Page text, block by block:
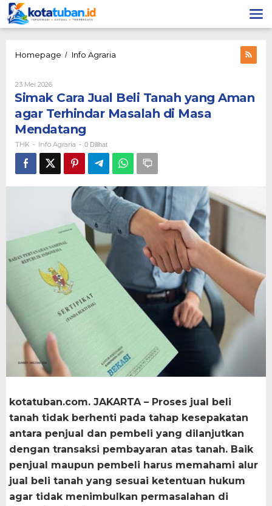
Lewati
ke
konten
Homepage / Info Agraria
Tanah
yang
Aman
Masalah
di
Masa
Mendatang
23 Mei 2026Oleh
THK
Simak Cara Jual Beli Tanah yang Aman
agar Terhindar Masalah di Masa
Mendatang
THK - Info Agraria - 0 Dilihat
​kotatuban.com. JAKARTA – Proses jual beli
tanah tidak berhenti pada tahap kesepakatan
antara penjual dan pembeli yang dilanjutkan
dengan transaksi pembayaran atas tanah. Baik
penjual maupun pembeli harus memahami alur
jual beli tanah yang sesuai ketentuan hukum
agar tidak menimbulkan permasalahan di